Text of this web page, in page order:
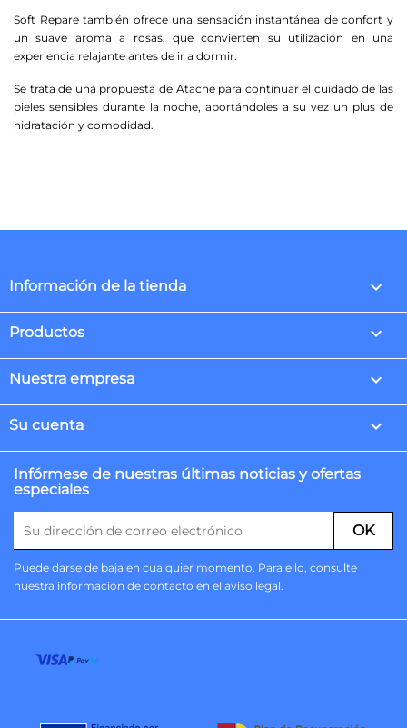
Soft Repare también ofrece una sensación instantánea de confort y
un suave aroma a rosas, que convierten su utilización en una
experiencia relajante antes de ir a dormir.
Se trata de una propuesta de Atache para continuar el cuidado de las
pieles sensibles durante la noche, aportándoles a su vez un plus de
hidratación y comodidad.
Información de la tienda keyboard_arrow_down
Productos 
Nuestra empresa 
Su cuenta 
Infórmese de nuestras últimas noticias y ofertas
especiales
Puede darse de baja en cualquier momento. Para ello, consulte
nuestra información de contacto en el aviso legal.